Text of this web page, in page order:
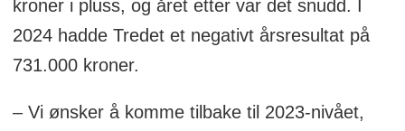
kroner i pluss, og året etter var det snudd. I
2024 hadde Tredet et negativt årsresultat på
731.000 kroner.
– Vi ønsker å komme tilbake til 2023-nivået,